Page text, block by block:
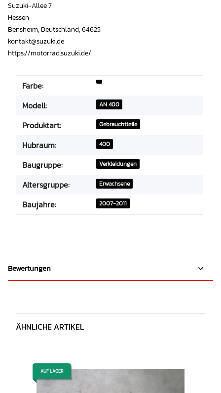
Suzuki-Allee 7
Hessen
Bensheim, Deutschland, 64625
kontakt@suzuki.de
https://motorrad.suzuki.de/
Farbe:
Modell:
AN 400
Produktart: Gebrauchtteile
Hubraum: 400
Baugruppe: Verkleidungen
Altersgruppe: Erwachsene
Baujahre: 2007-2011
Bewertungen
ÄHNLICHE ARTIKEL
AUF LAGER